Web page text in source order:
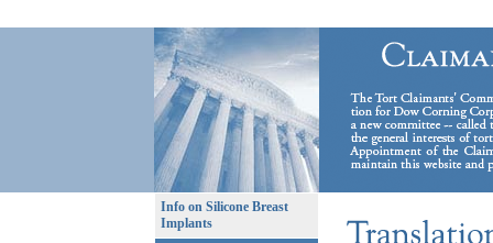
Info on Silicone Breast
Implants